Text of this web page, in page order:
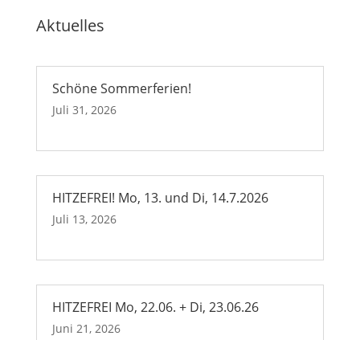
Aktuelles
Schöne Sommerferien!
Juli 31, 2026
HITZEFREI! Mo, 13. und Di, 14.7.2026
Juli 13, 2026
HITZEFREI Mo, 22.06. + Di, 23.06.26
Juni 21, 2026